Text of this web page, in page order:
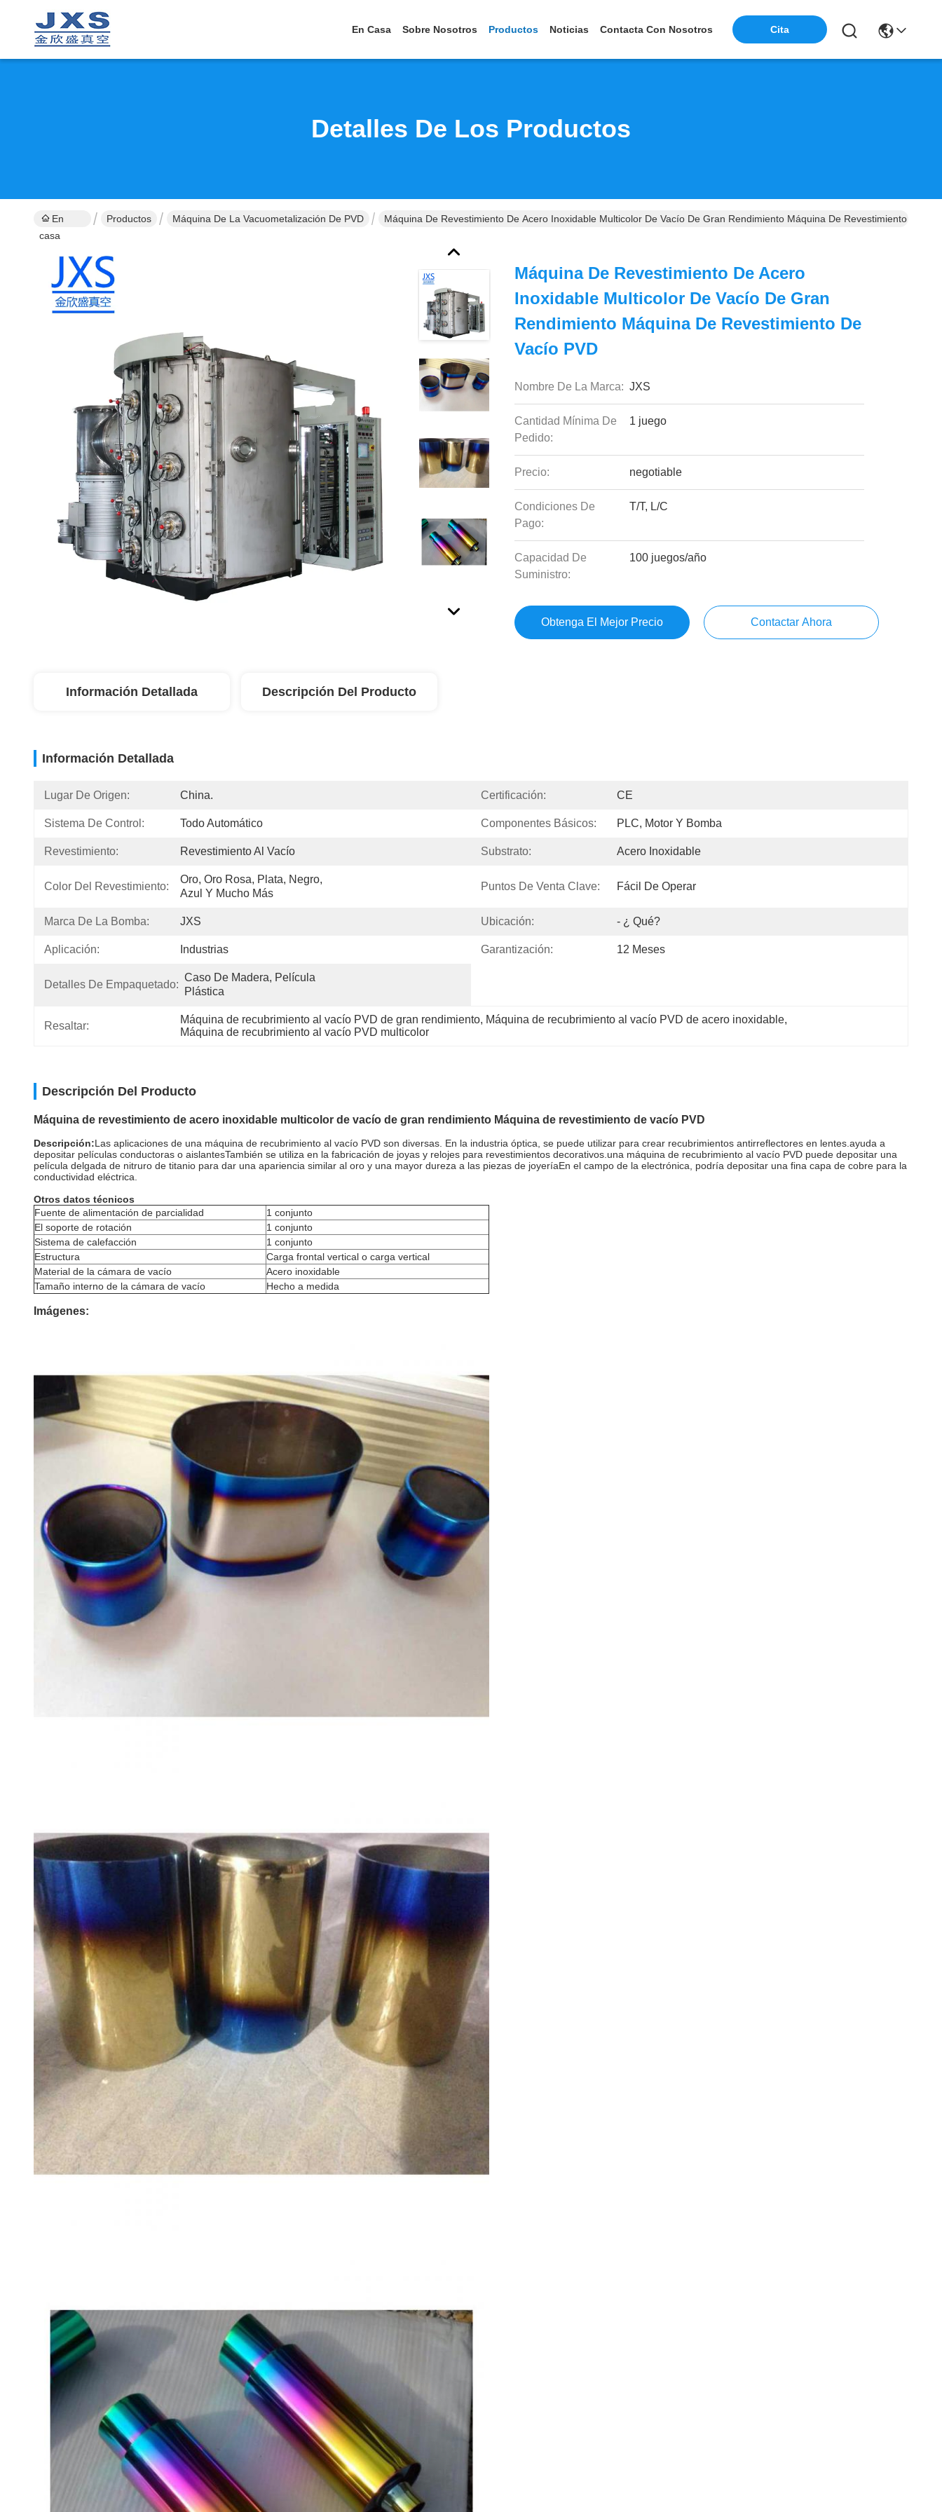
En Casa Sobre Nosotros Productos Noticias Contacta Con Nosotros Cita
Detalles De Los Productos
En
casa
Productos Máquina De La Vacuometalización De PVD Máquina De Revestimiento De Acero Inoxidable Multicolor De Vacío De Gran Rendimiento Máquina De Revestimiento De
Máquina De Revestimiento De Acero
Inoxidable Multicolor De Vacío De Gran
Rendimiento Máquina De Revestimiento De
Vacío PVD
Nombre De La Marca: JXS
Cantidad Mínima De
Pedido:
1 juego
Precio: negotiable
Condiciones De
Pago:
T/T, L/C
Capacidad De
Suministro:
100 juegos/año
Obtenga El Mejor Precio Contactar Ahora
Información Detallada Descripción Del Producto
Información Detallada
Lugar De Origen: China. Certificación: CE
Sistema De Control: Todo Automático Componentes Básicos: PLC, Motor Y Bomba
Revestimiento: Revestimiento Al Vacío Substrato: Acero Inoxidable
Color Del Revestimiento:
Oro, Oro Rosa, Plata, Negro,
Azul Y Mucho Más
Puntos De Venta Clave: Fácil De Operar
Marca De La Bomba: JXS Ubicación: - ¿ Qué?
Aplicación: Industrias Garantización: 12 Meses
Detalles De Empaquetado:
Caso De Madera, Película
Plástica
Resaltar:
Máquina de recubrimiento al vacío PVD de gran rendimiento, Máquina de recubrimiento al vacío PVD de acero inoxidable,
Máquina de recubrimiento al vacío PVD multicolor
Descripción Del Producto
Máquina de revestimiento de acero inoxidable multicolor de vacío de gran rendimiento Máquina de revestimiento de vacío PVD
Descripción:Las aplicaciones de una máquina de recubrimiento al vacío PVD son diversas. En la industria óptica, se puede utilizar para crear recubrimientos antirreflectores en lentes.ayuda a
depositar películas conductoras o aislantesTambién se utiliza en la fabricación de joyas y relojes para revestimientos decorativos.una máquina de recubrimiento al vacío PVD puede depositar una
película delgada de nitruro de titanio para dar una apariencia similar al oro y una mayor dureza a las piezas de joyeríaEn el campo de la electrónica, podría depositar una fina capa de cobre para la
conductividad eléctrica.
Otros datos técnicos
Fuente de alimentación de parcialidad
1 conjunto
El soporte de rotación
1 conjunto
Sistema de calefacción
1 conjunto
Estructura
Carga frontal vertical o carga vertical
Material de la cámara de vacío
Acero inoxidable
Tamaño interno de la cámara de vacío
Hecho a medida
Imágenes: